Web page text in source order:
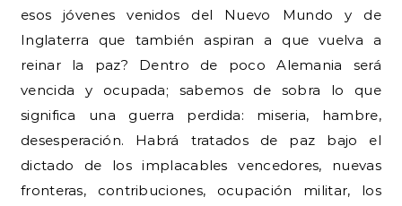
esos jóvenes venidos del Nuevo Mundo y de
Inglaterra que también aspiran a que vuelva a
reinar la paz? Dentro de poco Alemania será
vencida y ocupada; sabemos de sobra lo que
significa una guerra perdida: miseria, hambre,
desesperación. Habrá tratados de paz bajo el
dictado de los implacables vencedores, nuevas
fronteras, contribuciones, ocupación militar, los